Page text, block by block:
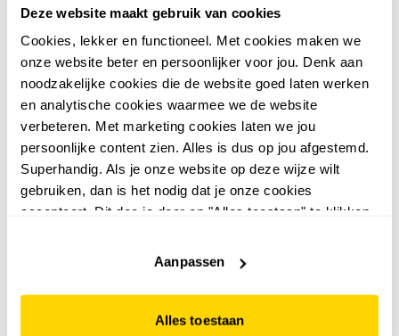
Deze website maakt gebruik van cookies
Cookies, lekker en functioneel. Met cookies maken we
onze website beter en persoonlijker voor jou. Denk aan
noodzakelijke cookies die de website goed laten werken
en analytische cookies waarmee we de website
verbeteren. Met marketing cookies laten we jou
persoonlijke content zien. Alles is dus op jou afgestemd.
Superhandig. Als je onze website op deze wijze wilt
gebruiken, dan is het nodig dat je onze cookies
accepteert. Dit doe je door op "Alles toestaan" te klikken.
website niet optimaal functioneert.
Aanpassen
Alles toestaan
leer